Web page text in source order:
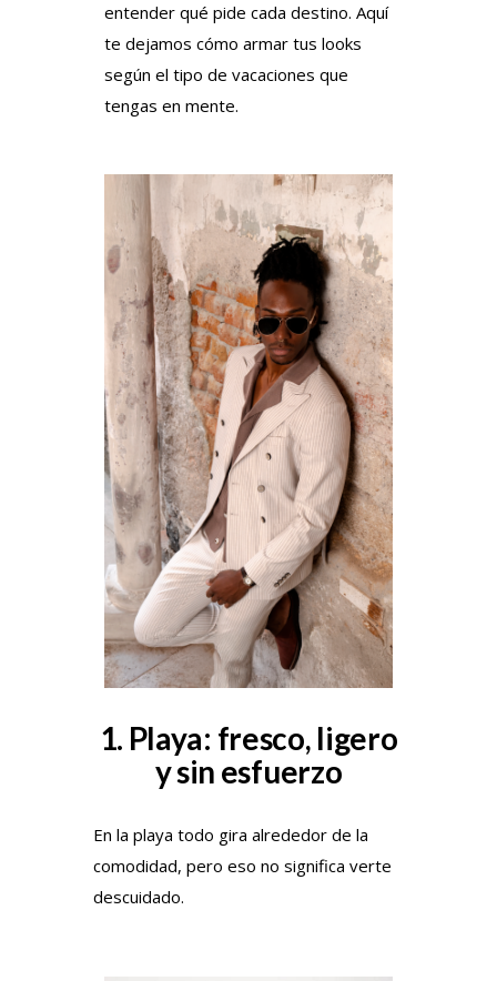
entender qué pide cada destino. Aquí
te dejamos cómo armar tus looks
según el tipo de vacaciones que
tengas en mente.
1. Playa: fresco, ligero
y sin esfuerzo
En la playa todo gira alrededor de la
comodidad, pero eso no significa verte
descuidado.